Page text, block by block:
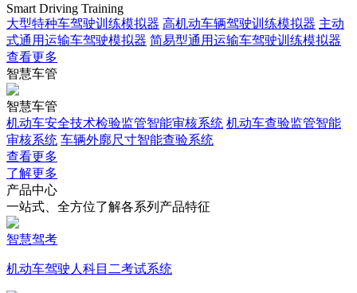
Smart Driving Training
大型特种车驾驶训练模拟器 高机动车辆驾驶训练模拟器 主动
式通用运输车驾驶模拟器 简易型通用运输车驾驶训练模拟器
查看更多
智慧车管
智慧车管
机动车安全技术检验监管智能审核系统 机动车查验监管智能
审核系统 车辆外廓尺寸智能查验系统
查看更多
了解更多
产品中心
一站式、全方位了解各系列产品特征
智慧驾考
机动车驾驶人科目二考试系统